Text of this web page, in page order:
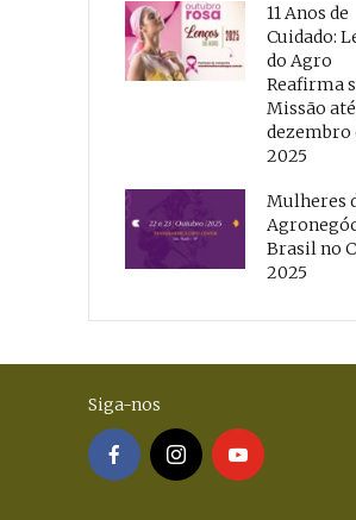
11 Anos de
Cuidado:
do Agro
Reafirma
Missão até
dezembro
2025
Mulheres
Brasil no
2025
Siga-nos